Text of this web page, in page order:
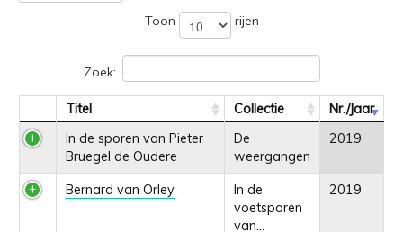
Toon rijen
Zoek:
Titel Collectie
Nr./Jaar
In de sporen van Pieter
Bruegel de Oudere
De
weergangen
2019
Bernard van Orley
In de
voetsporen
van...
2019